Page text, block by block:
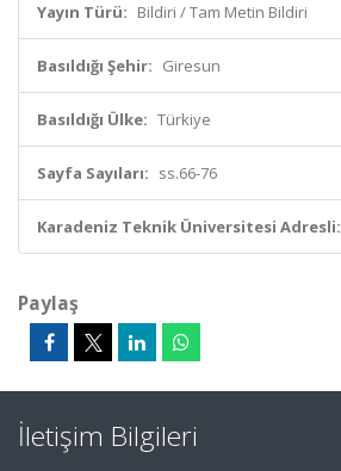
Yayın Türü: Bildiri / Tam Metin Bildiri
Basıldığı Şehir: Giresun
Basıldığı Ülke: Türkiye
Sayfa Sayıları: ss.66-76
Karadeniz Teknik Üniversitesi Adresli:
Paylaş
İletişim Bilgileri